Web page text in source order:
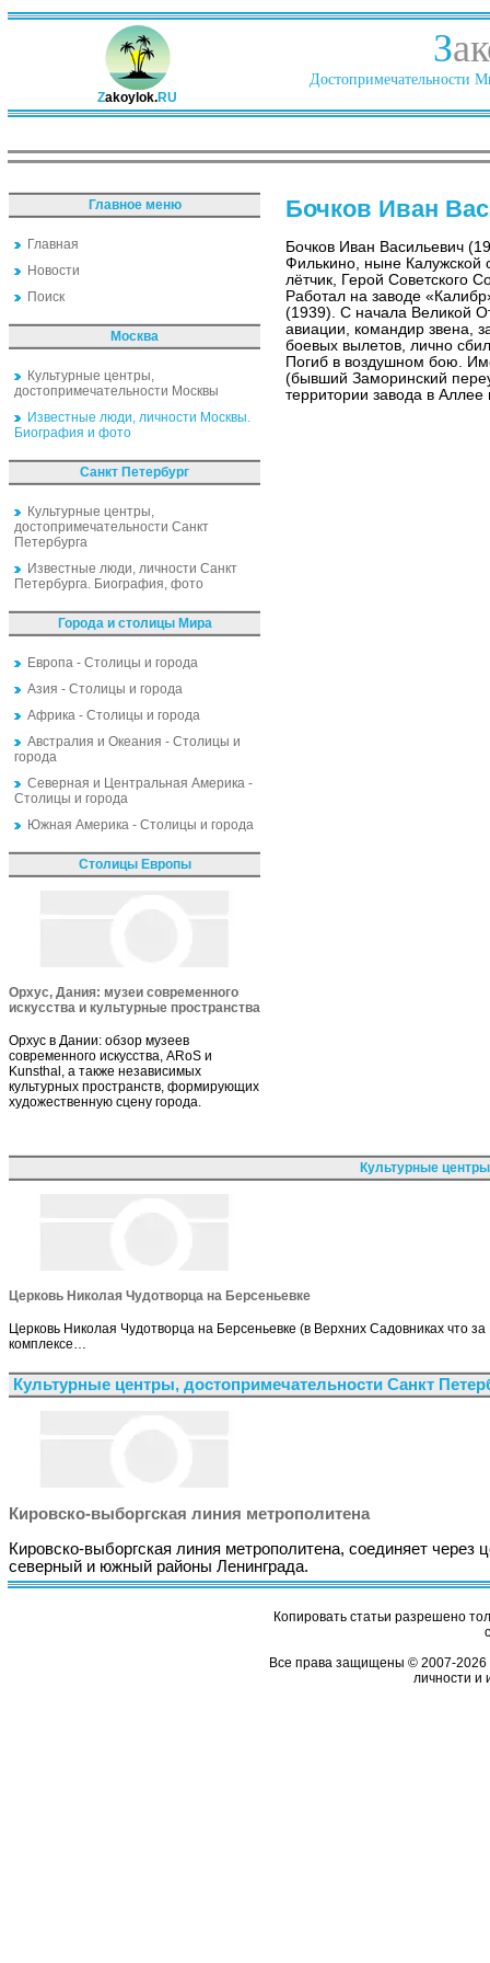
Zakoylok.RU
З
Достопримечательности
Главное меню
Главная
Новости
Поиск
Москва
Культурные центры,
достопримечательности Москвы
Известные люди, личности Москвы.
Биография и фото
Санкт Петербург
Культурные центры,
достопримечательности Санкт
Петербурга
Известные люди, личности Санкт
Петербурга. Биография, фото
Города и столицы Мира
Европа - Столицы и города
Азия - Столицы и города
Африка - Столицы и города
Австралия и Океания - Столицы и
города
Северная и Центральная Америка -
Столицы и города
Южная Америка - Столицы и города
Столицы Европы
Орхус, Дания: музеи современного
искусства и культурные пространства
Орхус в Дании: обзор музеев
современного искусства, ARoS и
Kunsthal, а также независимых
культурных пространств, формирующих
художественную сцену города.
Бочков Иван
Бочков Иван Васильевич
Филькино, ныне Калужской
лётчик, Герой Советского
Работал на заводе
(1939). С начала Великой
авиации, командир звена,
боевых вылетов, лично
Погиб в воздушном бою.
(бывший Заморинский
территории завода в Аллее
Культурные
Церковь Николая Чудотворца на Берсеньевке
Церковь Николая Чудотворца на Берсеньевке (в Верхних Садовниках что
комплексе…
Культурные центры, достопримечательности Санкт
Кировско-выборгская линия метрополитена
Кировско-выборгская линия метрополитена, соединяет через
северный и южный районы Ленинграда.
Копировать статьи разрешено
Все права защищены © 2007-2026
личности и